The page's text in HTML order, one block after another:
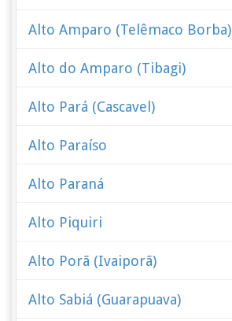
Alto Amparo (Telêmaco Borba)
Alto do Amparo (Tibagi)
Alto Pará (Cascavel)
Alto Paraíso
Alto Paraná
Alto Piquiri
Alto Porã (Ivaiporã)
Alto Sabiá (Guarapuava)